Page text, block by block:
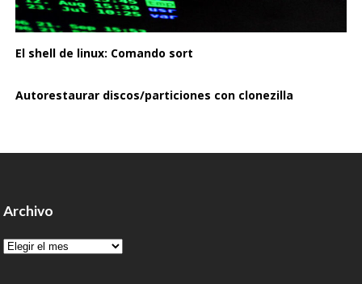
El shell de linux: Comando sort
Autorestaurar discos/particiones con clonezilla
Archivo
Archivo